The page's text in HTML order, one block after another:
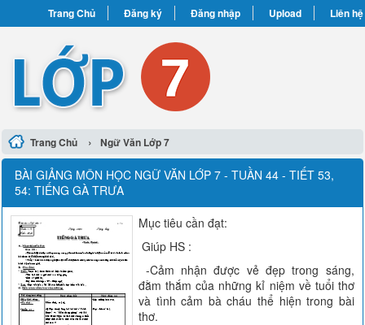
Trang Chủ Đăng ký Đăng nhập Upload Liên hệ
Trang Chủ › Ngữ Văn Lớp 7
BÀI GIẢNG MÔN HỌC NGỮ VĂN LỚP 7 - TUẦN 44 - TIẾT 53,
54: TIẾNG GÀ TRƯA
Mục tiêu cần đạt:
Giúp HS :
-Cảm nhận được vẻ đẹp trong sáng,
đằm thắm của những kỉ niệm về tuổi thơ
và tình cảm bà cháu thể hiện trong bài
thơ.